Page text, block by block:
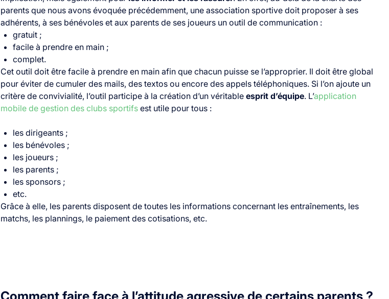
parents que nous avons évoquée précédemment, une association sportive doit proposer à ses
adhérents, à ses bénévoles et aux parents de ses joueurs un outil de communication :
gratuit ;
facile à prendre en main ;
complet.
Cet outil doit être facile à prendre en main afin que chacun puisse se l’approprier. Il doit être global
pour éviter de cumuler des mails, des textos ou encore des appels téléphoniques. Si l’on ajoute un
critère de convivialité, l’outil participe à la création d’un véritable esprit d’équipe. L’application
mobile de gestion des clubs sportifs est utile pour tous :
les dirigeants ;
les bénévoles ;
les joueurs ;
les parents ;
les sponsors ;
etc.
Grâce à elle, les parents disposent de toutes les informations concernant les entraînements, les
matchs, les plannings, le paiement des cotisations, etc.